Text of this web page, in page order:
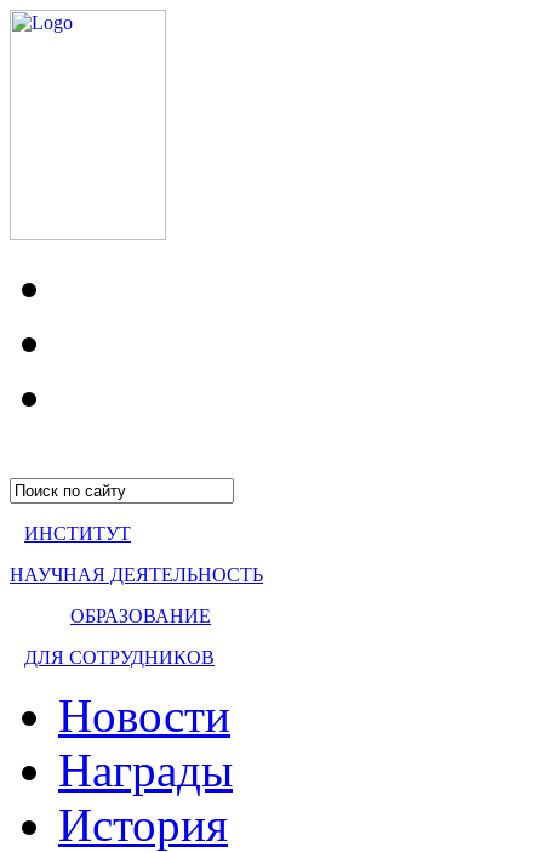
ИНСТИТУТ
НАУЧНАЯ ДЕЯТЕЛЬНОСТЬ
ОБРАЗОВАНИЕ
ДЛЯ СОТРУДНИКОВ
Новости
Награды
История